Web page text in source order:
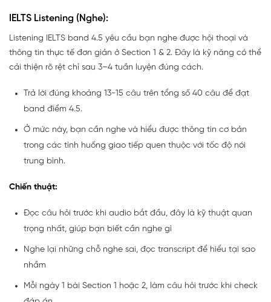
IELTS Listening (Nghe):
Listening IELTS band 4.5 yêu cầu bạn nghe được hội thoại và
thông tin thực tế đơn giản ở Section 1 & 2. Đây là kỹ năng có thể
cải thiện rõ rệt chỉ sau 3–4 tuần luyện đúng cách.
Trả lời đúng khoảng 13-15 câu trên tổng số 40 câu để đạt
band điểm 4.5.
Ở mức này, bạn cần nghe và hiểu được thông tin cơ bản
trong các tình huống giao tiếp quen thuộc với tốc độ nói
trung bình.
Chiến thuật:
Đọc câu hỏi trước khi audio bắt đầu, đây là kỹ thuật quan
trọng nhất, giúp bạn biết cần nghe gì
Nghe lại những chỗ nghe sai, đọc transcript để hiểu tại sao
nhầm
Mỗi ngày 1 bài Section 1 hoặc 2, làm câu hỏi trước khi check